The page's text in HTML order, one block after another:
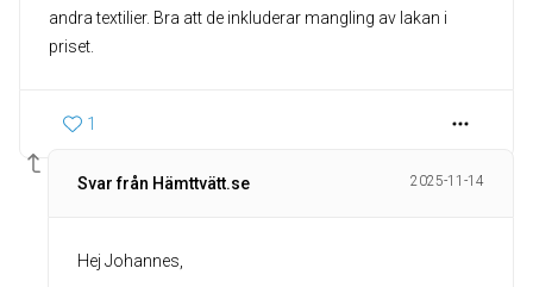
andra textilier. Bra att de inkluderar mangling av lakan i
priset.
1
Svar från Hämttvätt.se 2025-11-14
Hej Johannes,